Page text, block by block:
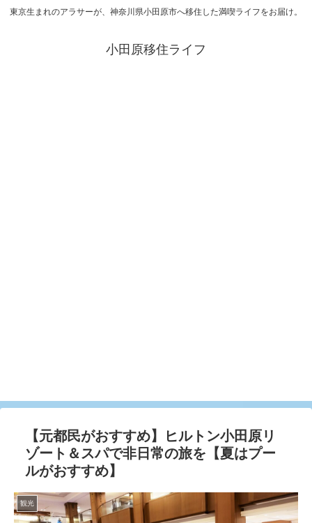
東京生まれのアラサーが、神奈川県小田原市へ移住した満喫ライフをお届け。
小田原移住ライフ
【元都民がおすすめ】ヒルトン小田原リ
ゾート＆スパで非日常の旅を【夏はプー
ルがおすすめ】
観光